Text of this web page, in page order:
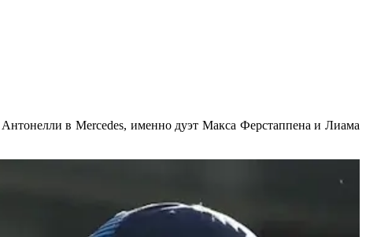
в Mercedes, именно дуэт Макса Ферстаппена и Лиама